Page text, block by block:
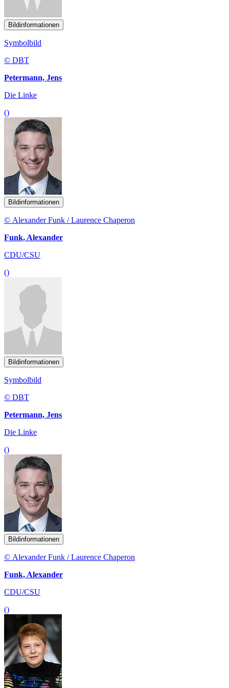
Bildinformationen
Symbolbild
© DBT
Petermann, Jens
Die Linke
()
Bildinformationen
© Alexander Funk / Laurence Chaperon
Funk, Alexander
CDU/CSU
()
Bildinformationen
Symbolbild
© DBT
Petermann, Jens
Die Linke
()
Bildinformationen
© Alexander Funk / Laurence Chaperon
Funk, Alexander
CDU/CSU
()